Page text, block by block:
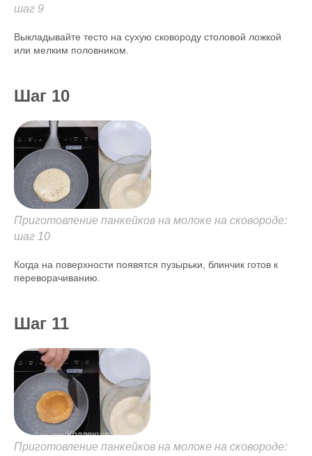
шаг 9
Выкладывайте тесто на сухую сковороду столовой ложкой
или мелким половником.
Шаг 10
Приготовление панкейков на молоке на сковороде:
шаг 10
Когда на поверхности появятся пузырьки, блинчик готов к
переворачиванию.
Шаг 11
Приготовление панкейков на молоке на сковороде: